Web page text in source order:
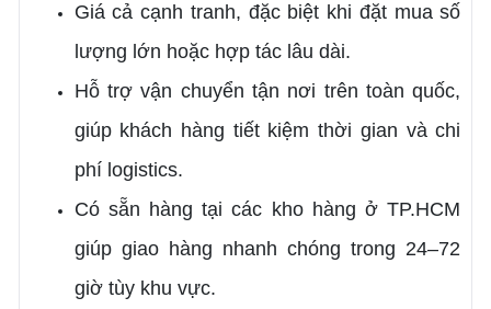
Giá cả cạnh tranh, đặc biệt khi đặt mua số
lượng lớn hoặc hợp tác lâu dài.
Hỗ trợ vận chuyển tận nơi trên toàn quốc,
giúp khách hàng tiết kiệm thời gian và chi
phí logistics.
Có sẵn hàng tại các kho hàng ở TP.HCM
giúp giao hàng nhanh chóng trong 24–72
giờ tùy khu vực.